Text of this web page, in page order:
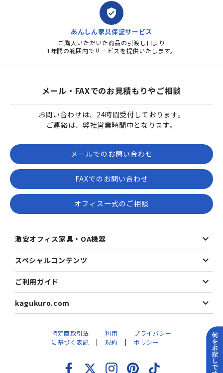
verified_user
あんしん家具保証サービス
ご購入いただいた商品の引渡し日より
1年間の範囲内でサービスを提供いたします。
メール・FAXでのお見積もりやご相談
お問い合わせは、24時間受付しております。
ご連絡は、弊社営業時間中となります。
メールでのお問い合わせ
FAXでのお問い合わせ
オフィス一式のご相談
激安オフィス家具・OA機器
スペシャルコンテンツ
ご利用ガイド
kagukuro.com
特定商取引法
に基づく表記
利用
規約
プライバシー
ポリシー